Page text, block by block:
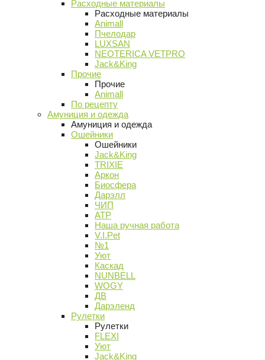
Расходные материалы
Расходные материалы
Animall
Пчелодар
LUXSAN
NEOTERICA VETPRO
Jack&King
Прочие
Прочие
Animall
По рецепту
Амуниция и одежда
Амуниция и одежда
Ошейники
Ошейники
Jack&King
TRIXIE
Аркон
Биосфера
Дарэлл
ЧИП
АТР
Наша ручная работа
V.I.Pet
№1
Уют
Каскад
NUNBELL
WOGY
ДВ
Дарэленд
Рулетки
Рулетки
FLEXI
Уют
Jack&King